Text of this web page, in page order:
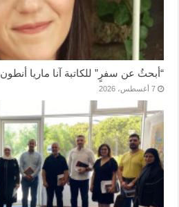
“أبحثُ عن سفرٍ” للكاتبة آنا ماريا أنطون
7 أغسطس، 2026